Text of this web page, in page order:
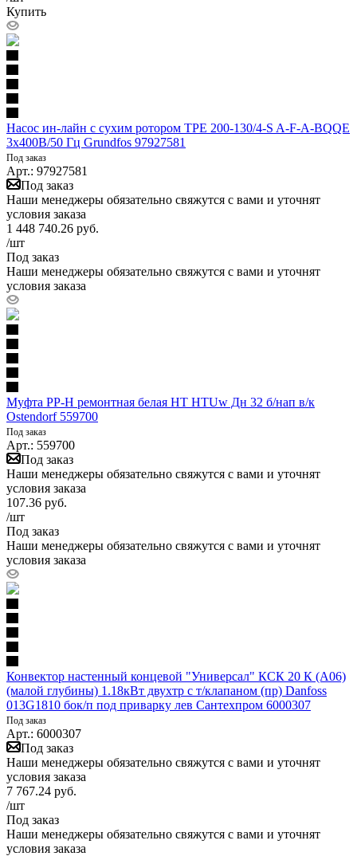
Купить
Насос ин-лайн с сухим ротором TPE 200-130/4-S A-F-A-BQQE
3х400В/50 Гц Grundfos 97927581
Под заказ
Арт.: 97927581
Под заказ
Наши менеджеры обязательно свяжутся с вами и уточнят
условия заказа
1 448 740.26 руб.
/шт
Под заказ
Наши менеджеры обязательно свяжутся с вами и уточнят
условия заказа
Муфта PP-H ремонтная белая HT HTUw Дн 32 б/нап в/к
Ostendorf 559700
Под заказ
Арт.: 559700
Под заказ
Наши менеджеры обязательно свяжутся с вами и уточнят
условия заказа
107.36 руб.
/шт
Под заказ
Наши менеджеры обязательно свяжутся с вами и уточнят
условия заказа
Конвектор настенный концевой "Универсал" КСК 20 К (А06)
(малой глубины) 1.18кВт двухтр с т/клапаном (пр) Danfoss
013G1810 бок/п под приварку лев Сантехпром 6000307
Под заказ
Арт.: 6000307
Под заказ
Наши менеджеры обязательно свяжутся с вами и уточнят
условия заказа
7 767.24 руб.
/шт
Под заказ
Наши менеджеры обязательно свяжутся с вами и уточнят
условия заказа